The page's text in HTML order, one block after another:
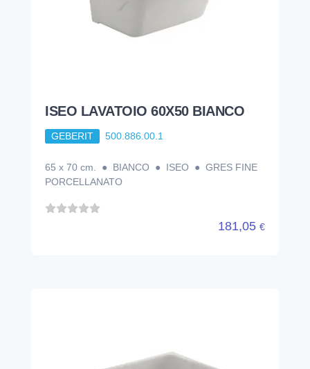
ISEO LAVATOIO 60X50 BIANCO
GEBERIT 500.886.00.1
65 x 70 cm. ● BIANCO ● ISEO ● GRES FINE
PORCELLANATO
181,05 €